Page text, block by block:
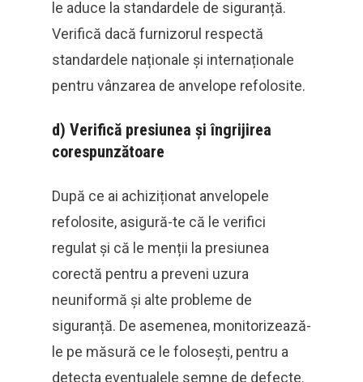
le aduce la standardele de siguranță.
Verifică dacă furnizorul respectă
standardele naționale și internaționale
pentru vânzarea de anvelope refolosite.
d) Verifică presiunea și îngrijirea
corespunzătoare
După ce ai achiziționat anvelopele
refolosite, asigură-te că le verifici
regulat și că le menții la presiunea
corectă pentru a preveni uzura
neuniformă și alte probleme de
siguranță. De asemenea, monitorizează-
le pe măsură ce le folosești, pentru a
detecta eventualele semne de defecte.